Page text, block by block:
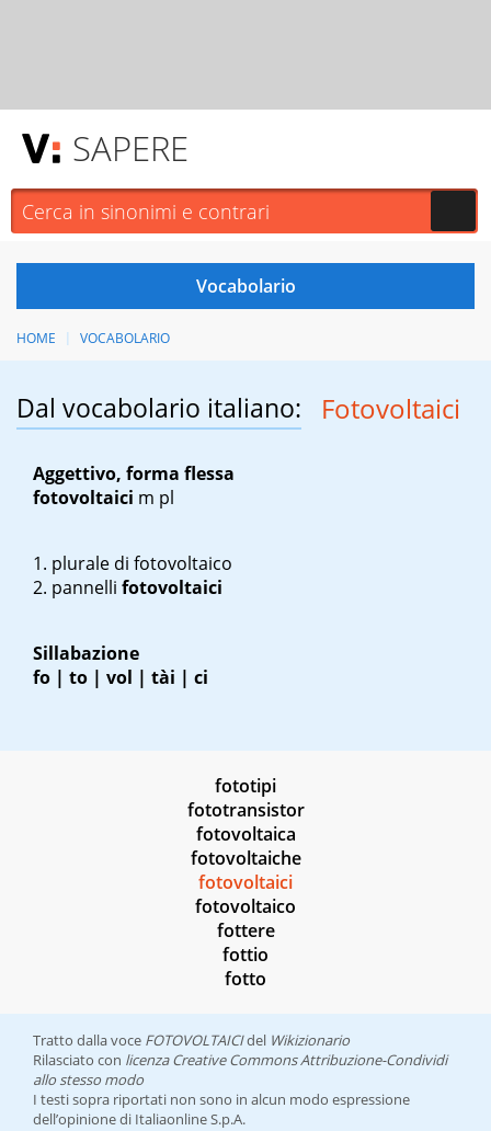
SAPERE
HOME VOCABOLARIO
Dal vocabolario italiano: Fotovoltaici
Aggettivo, forma flessa
fotovoltaici m pl
plurale di fotovoltaico
pannelli fotovoltaici
Sillabazione
fo | to | vol | tài | ci
fototipi
fototransistor
fotovoltaica
fotovoltaiche
fotovoltaici
fotovoltaico
fottere
fottio
fotto
Tratto dalla voce FOTOVOLTAICIdel Wikizionario
Rilasciato con licenza Creative Commons Attribuzione-Condividi
allo stesso modo
I testi sopra riportati non sono in alcun modo espressione
dell’opinione di Italiaonline S.p.A.